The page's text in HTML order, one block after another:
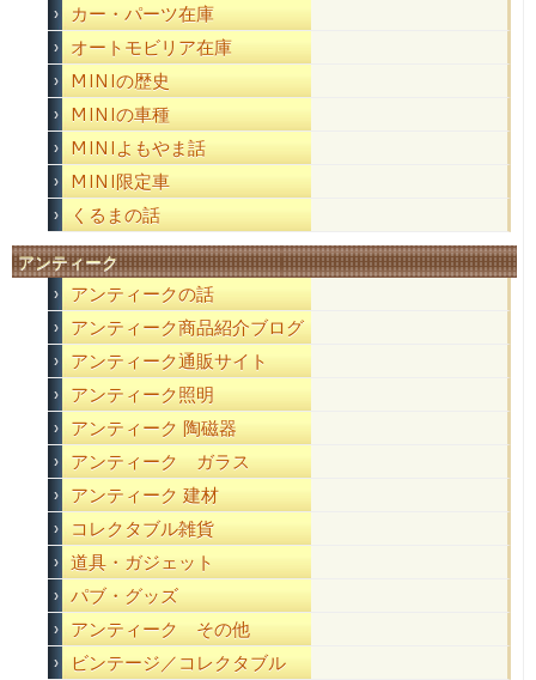
カー・パーツ在庫
オートモビリア在庫
MINIの歴史
MINIの車種
MINIよもやま話
MINI限定車
くるまの話
アンティーク
アンティークの話
アンティーク商品紹介ブログ
アンティーク通販サイト
アンティーク照明
アンティーク 陶磁器
アンティーク ガラス
アンティーク 建材
コレクタブル雑貨
道具・ガジェット
パブ・グッズ
アンティーク その他
ビンテージ／コレクタブル